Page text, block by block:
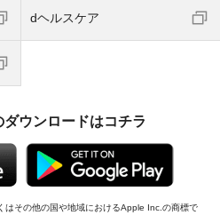
dヘルスケア
ウンロードはコチラ
その他の国や地域におけるApple Inc.の商標で